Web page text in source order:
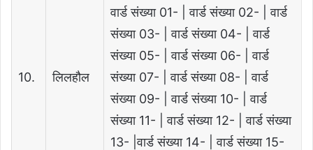
10. लिलहौल
वार्ड संख्या 01- | वार्ड संख्या 02- | वार्ड
संख्या 03- | वार्ड संख्या 04- | वार्ड
संख्या 05- | वार्ड संख्या 06- | वार्ड
संख्या 07- | वार्ड संख्या 08- | वार्ड
संख्या 09- | वार्ड संख्या 10- | वार्ड
संख्या 11- | वार्ड संख्या 12- | वार्ड संख्या
13- |वार्ड संख्या 14- | वार्ड संख्या 15-